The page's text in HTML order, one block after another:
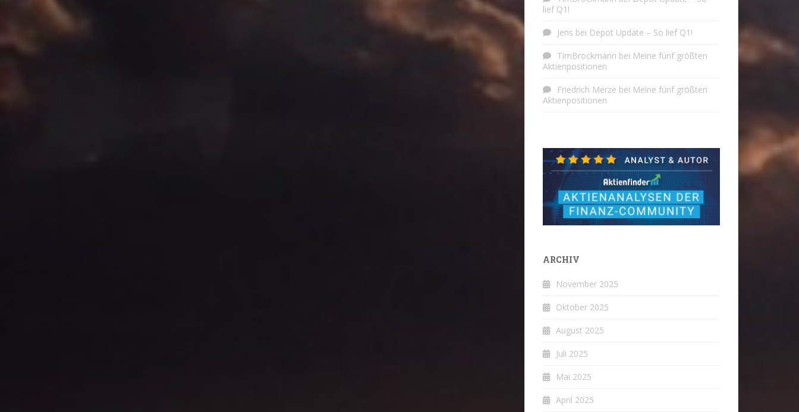
lief Q1!
Jens bei Depot Update – So lief Q1!
TimBrockmann bei Meine fünf größten
Aktienpositionen
Friedrich Merze bei Meine fünf größten
Aktienpositionen
ARCHIV
November 2025
Oktober 2025
August 2025
Juli 2025
Mai 2025
April 2025